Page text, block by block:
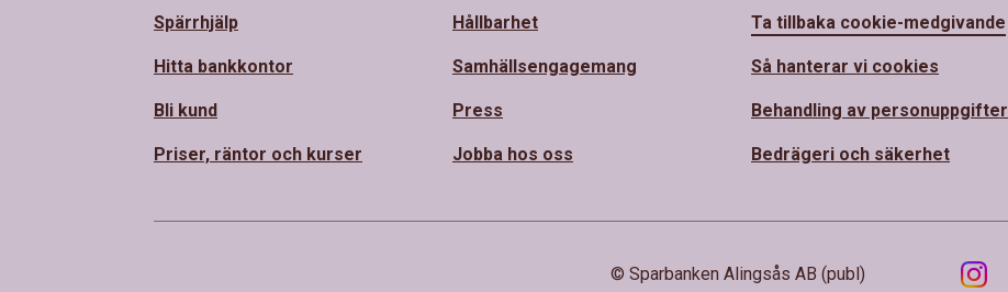
Spärrhjälp
Hitta bankkontor
Bli kund
Priser, räntor och kurser
Hållbarhet
Samhällsengagemang
Press
Jobba hos oss
Ta tillbaka cookie-medgivande
Så hanterar vi cookies
Behandling av personuppgifter
Bedrägeri och säkerhet
© Sparbanken Alingsås AB (publ)